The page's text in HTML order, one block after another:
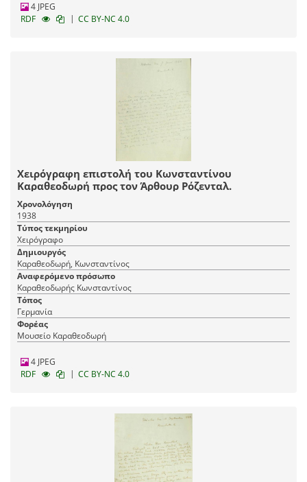
4 JPEG
RDF
| CC BY-NC 4.0
Χειρόγραφη επιστολή του Κωνσταντίνου
Καραθεοδωρή προς τον Άρθουρ Ρόζενταλ.
Χρονολόγηση
1938
Τύπος τεκμηρίου
Χειρόγραφο
Δημιουργός
Καραθεοδωρή, Κωνσταντίνος
Αναφερόμενο πρόσωπο
Καραθεοδωρής Κωνσταντίνος
Τόπος
Γερμανία
Φορέας
Μουσείο Καραθεοδωρή
4 JPEG
RDF
| CC BY-NC 4.0